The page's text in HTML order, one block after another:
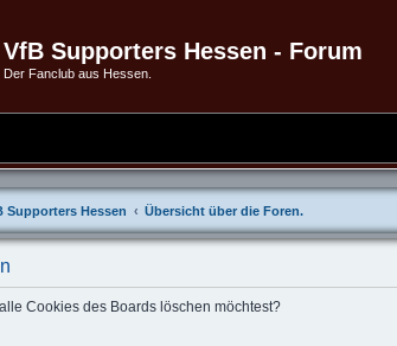
VfB Supporters Hessen - Forum
Der Fanclub aus Hessen.
Supporters Hessen Übersicht über die Foren.
Cookies des Boards löschen möchtest?